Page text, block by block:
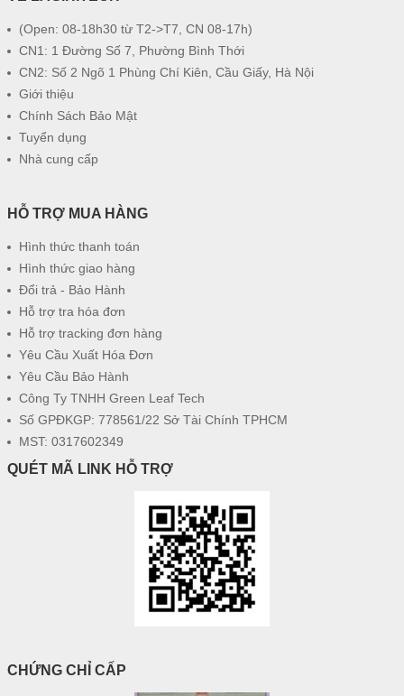
(Open: 08-18h30 từ T2->T7, CN 08-17h)
CN1: 1 Đường Số 7, Phường Bình Thới
CN2: Số 2 Ngõ 1 Phùng Chí Kiên, Cầu Giấy, Hà Nội
Giới thiệu
Chính Sách Bảo Mật
Tuyển dụng
Nhà cung cấp
HỖ TRỢ MUA HÀNG
Hình thức thanh toán
Hình thức giao hàng
Đổi trả - Bảo Hành
Hỗ trợ tra hóa đơn
Hỗ trợ tracking đơn hàng
Yêu Cầu Xuất Hóa Đơn
Yêu Cầu Bảo Hành
Công Ty TNHH Green Leaf Tech
Số GPĐKGP: 778561/22 Sở Tài Chính TPHCM
MST: 0317602349
QUÉT MÃ LINK HỖ TRỢ
CHỨNG CHỈ CẤP